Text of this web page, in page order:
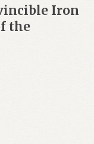
Iron
the